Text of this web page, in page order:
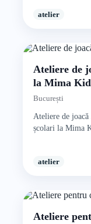
atelier
Ateliere de
la Mima
București
Ateliere de
școlari la Mima
atelier
Ateliere